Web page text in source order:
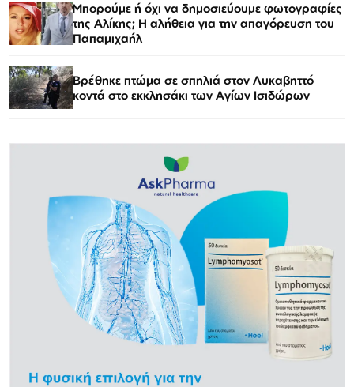
Μπορούμε ή όχι να δημοσιεύουμε φωτογραφίες
της Αλίκης; Η αλήθεια για την απαγόρευση του
Παπαμιχαήλ
Βρέθηκε πτώμα σε σπηλιά στον Λυκαβηττό
κοντά στο εκκλησάκι των Αγίων Ισιδώρων